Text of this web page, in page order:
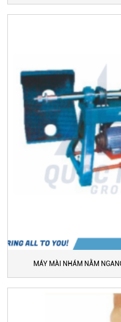
MÁY MÀI NHÁM NẰM